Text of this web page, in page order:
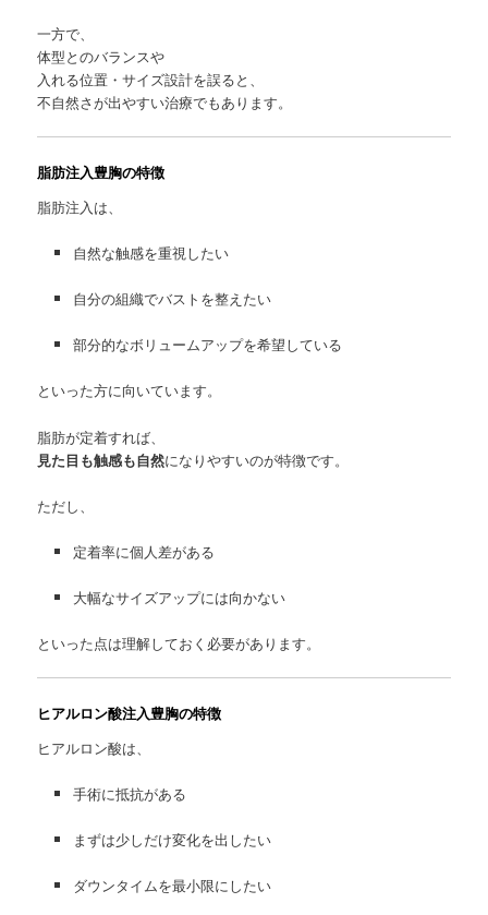
一方で、
体型とのバランスや
入れる位置・サイズ設計を誤ると、
不自然さが出やすい治療でもあります。
脂肪注入豊胸の特徴
脂肪注入は、
自然な触感を重視したい
自分の組織でバストを整えたい
部分的なボリュームアップを希望している
といった方に向いています。
脂肪が定着すれば、
見た目も触感も自然になりやすいのが特徴です。
ただし、
定着率に個人差がある
大幅なサイズアップには向かない
といった点は理解しておく必要があります。
ヒアルロン酸注入豊胸の特徴
ヒアルロン酸は、
手術に抵抗がある
まずは少しだけ変化を出したい
ダウンタイムを最小限にしたい